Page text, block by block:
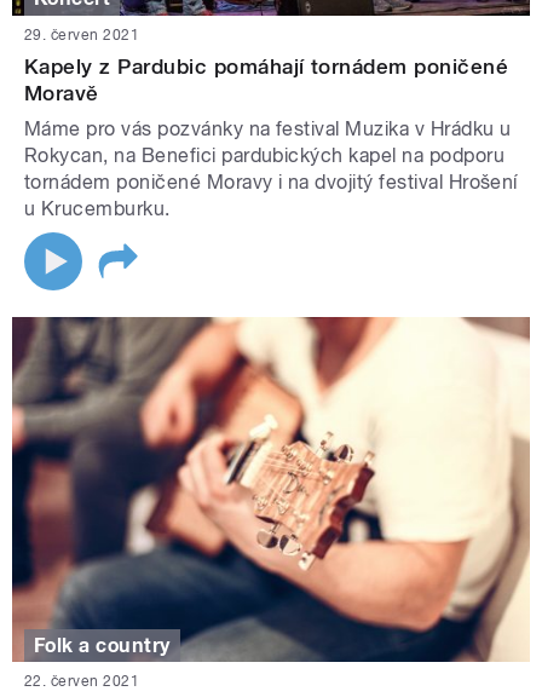
29. červen 2021
Kapely z Pardubic pomáhají tornádem poničené
Moravě
Máme pro vás pozvánky na festival Muzika v Hrádku u
Rokycan, na Benefici pardubických kapel na podporu
tornádem poničené Moravy i na dvojitý festival Hrošení
u Krucemburku.
Folk a country
22. červen 2021